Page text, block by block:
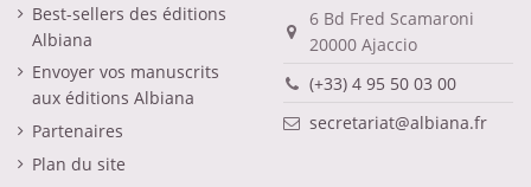
Best-sellers des éditions
Albiana
Envoyer vos manuscrits
aux éditions Albiana
Partenaires
Plan du site
6 Bd Fred Scamaroni
20000 Ajaccio
(+33) 4 95 50 03 00
secretariat@albiana.fr